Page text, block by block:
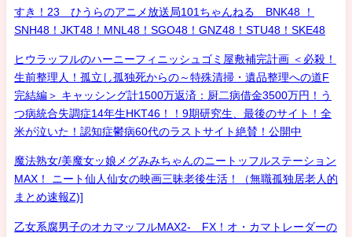
すき！23 ひうらのアニメ放送局101ちゃんねる BNK48 ！
SNH48！JKT48！MNL48！SGO48！GNZ48！STU48！SKE48
ヒウラッフルのハーニーフィニッシュゴミ屋敷補完計画 ＜必殺！
生前整理人！孤立し孤独死からの～特殊清掃・遺品整理への道F
完結編＞ キャッシング計1500万返済：厨二病借金3500万円！う
つ病統合失調症14年生HKT46！！9期研究生、最後のサイト！全
米が泣いた！認知症鬱病60代のラストサイト絶賛！公開中
魔法熟女/美魔女ッ娘メグみみちゃんのニートッフルステーション
MAX！ ニート仙人仙女の映画三昧老後生活！（無職孤独居老人的
まとめ速報Z)]
乙女系腐男子のオカマッフルMAX2- FX！オ・カマトレーダーの